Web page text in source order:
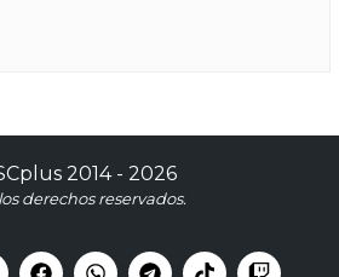
2014 - 2026
derechos reservados.